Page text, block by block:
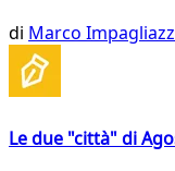
di Marco
Le due "città" di